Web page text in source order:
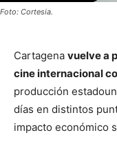
Foto: Cortesia.
Cartagena vuelve a
cine internacional
producción
días en distintos
impacto económico